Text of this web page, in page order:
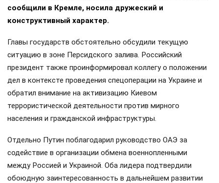
сообщили в Кремле, носила дружеский и
конструктивный характер.
Главы государств обстоятельно обсудили текущую
ситуацию в зоне Персидского залива. Российский
президент также проинформировал коллегу о положении
дел в контексте проведения спецоперации на Украине и
обратил внимание на активизацию Киевом
террористической деятельности против мирного
населения и гражданской инфраструктуры.
Отдельно Путин поблагодарил руководство ОАЭ за
содействие в организации обмена военнопленными
между Россией и Украиной. Оба лидера подтвердили
обоюдную заинтересованность в дальнейшем развитии